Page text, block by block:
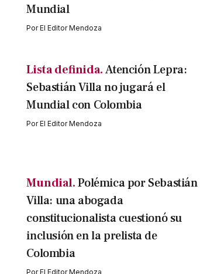
Mundial
PorEl Editor Mendoza
Lista definida. Atención Lepra:
Sebastián Villa no jugará el
Mundial con Colombia
PorEl Editor Mendoza
Mundial. Polémica por Sebastián
Villa: una abogada
constitucionalista cuestionó su
inclusión en la prelista de
Colombia
PorEl Editor Mendoza